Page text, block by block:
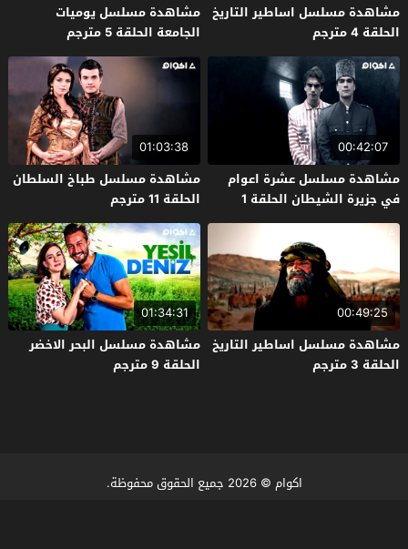
مشاهدة مسلسل اساطير التاريخ
الحلقة 4 مترجم
مشاهدة مسلسل يوميات
الجامعة الحلقة 5 مترجم
00:42:07
مشاهدة مسلسل عشرة اعوام
في جزيرة الشيطان الحلقة 1
مترجم
01:03:38
مشاهدة مسلسل طباخ السلطان
الحلقة 11 مترجم
00:49:25
مشاهدة مسلسل اساطير التاريخ
الحلقة 3 مترجم
01:34:31
مشاهدة مسلسل البحر الاخضر
الحلقة 9 مترجم
اكوام © 2026 جميع الحقوق محفوظة.